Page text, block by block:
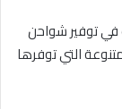
في توفير شواحن
التي توفرها